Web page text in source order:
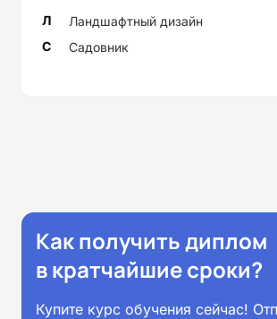
Л
Ландшафтный дизайн
С
Садовник
Как получить диплом
в кратчайшие сроки?
Купите курс обучения сейчас!